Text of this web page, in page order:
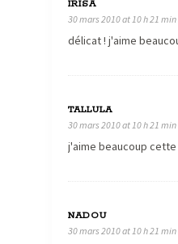
IRISA
30 mars 2010 at 10 h 21 min
délicat ! j'aime
TALLULA
30 mars 2010 at 10 h 21 min
j'aime beaucoup
NADOU
30 mars 2010 at 10 h 21 min